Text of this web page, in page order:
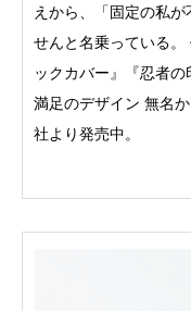
えから、「固定の私
せんと名乗っている
ックカバー』『忍者
満足のデザイン 無名
社より発売中。